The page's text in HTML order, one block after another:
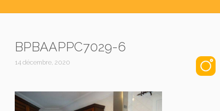
BPBAAPPC7029-6
14 décembre, 2020